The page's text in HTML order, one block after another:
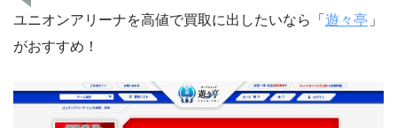
ユニオンアリーナを高値で買取に出したいなら「 遊々亭 」
がおすすめ！